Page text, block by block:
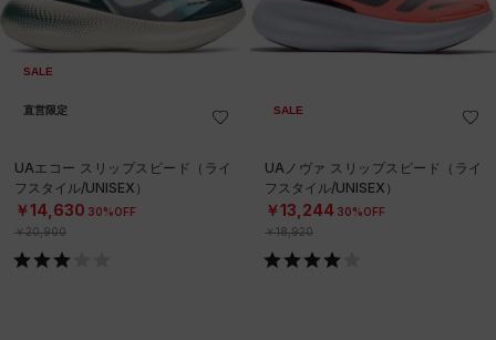
SALE
直営限定
UAエコー スリップスピード（ライ
フスタイル/UNISEX）
￥14,630 30%OFF
￥20,900
SALE
UAノヴァ スリップスピード（ライ
フスタイル/UNISEX）
￥13,244 30%OFF
￥18,920